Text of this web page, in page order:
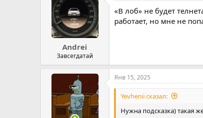
Andrei
Завсегдатай
«В лоб» не будет
работает, но мне не
Янв 15, 2025
Yevhenii сказал:
Нужна подсказка) такая